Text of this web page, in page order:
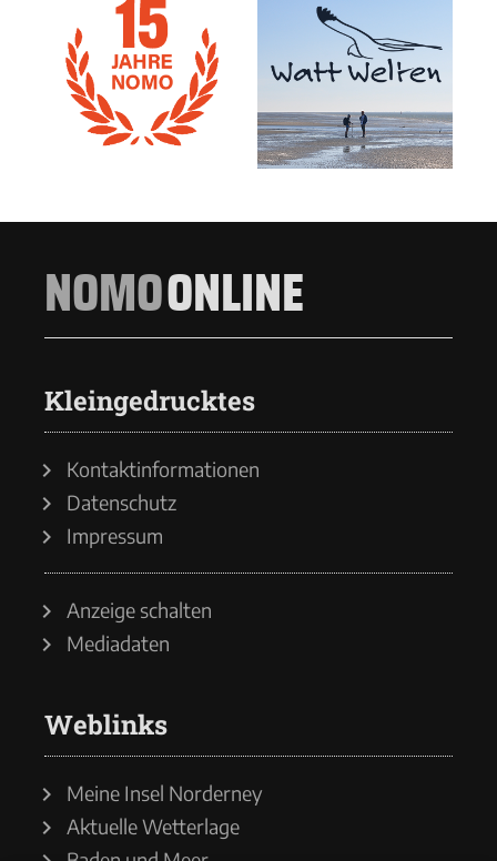
NOMOONLINE
Kleingedrucktes
Kontaktinformationen
Datenschutz
Impressum
Anzeige schalten
Mediadaten
Weblinks
Meine Insel Norderney
Aktuelle Wetterlage